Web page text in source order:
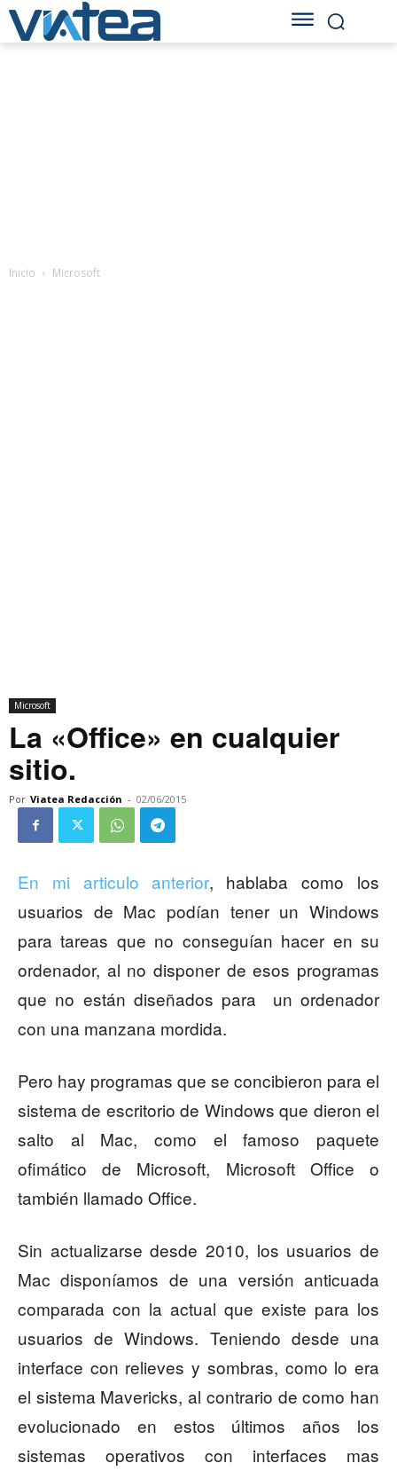
Inicio Microsoft
Microsoft
La «Office» en cualquier
sitio.
Por Viatea Redacción - 02/06/2015
En mi articulo anterior, hablaba como los
usuarios de Mac podían tener un Windows
para tareas que no conseguían hacer en su
ordenador, al no disponer de esos programas
que no están diseñados para un ordenador
con una manzana mordida.
Pero hay programas que se concibieron para el
sistema de escritorio de Windows que dieron el
salto al Mac, como el famoso paquete
ofimático de Microsoft, Microsoft Office o
también llamado Office.
Sin actualizarse desde 2010, los usuarios de
Mac disponíamos de una versión anticuada
comparada con la actual que existe para los
usuarios de Windows. Teniendo desde una
interface con relieves y sombras, como lo era
el sistema Mavericks, al contrario de como han
evolucionado en estos últimos años los
sistemas operativos con interfaces mas